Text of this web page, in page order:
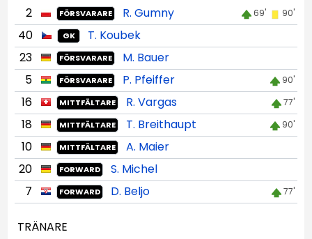
2
FÖRSVARARE R. Gumny 69' 90'
40 GK
T. Koubek
23
FÖRSVARARE
M. Bauer
5
FÖRSVARARE P. Pfeiffer 90'
16 MITTFÄLTARE R. Vargas 77'
18 MITTFÄLTARE T. Breithaupt 90'
10 MITTFÄLTARE
A. Maier
20
FORWARD
S. Michel
7
FORWARD D. Beljo 77'
TRÄNARE